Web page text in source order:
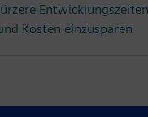
Kosten einzusparen